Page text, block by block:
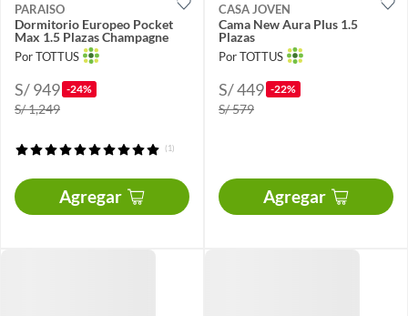
PARAISO
Dormitorio Europeo Pocket
Max 1.5 Plazas Champagne
Por TOTTUS
S/ 949 -24%
S/ 1,249
(1)
Agregar
CASA JOVEN
Cama New Aura Plus 1.5
Plazas
Por TOTTUS
S/ 449 -22%
S/ 579
Agregar